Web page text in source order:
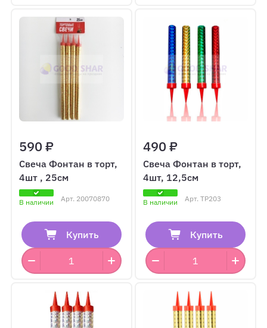
590 ₽
Свеча Фонтан в торт,
4шт , 25см
В наличии Арт. 20070870
Купить
490 ₽
Свеча Фонтан в торт,
4шт, 12,5см
В наличии Арт.TP203
Купить